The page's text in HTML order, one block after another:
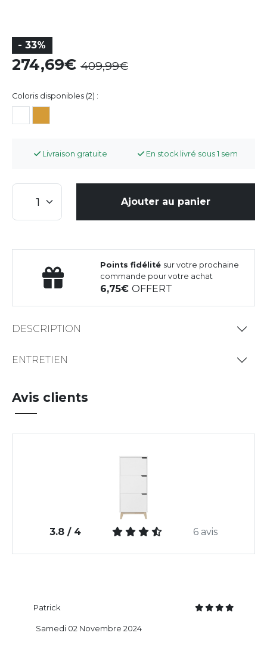
- 33%
274,69 409,99
Coloris disponibles (2) :
Livraison gratuite En stock livré sous 1 sem
Ajouter au panier
Points fidélité sur votre prochaine
commande pour votre achat
6,75OFFERT
DESCRIPTION
ENTRETIEN
Avis clients
3.8 / 4 6 avis
Patrick
Samedi 02 Novembre 2024